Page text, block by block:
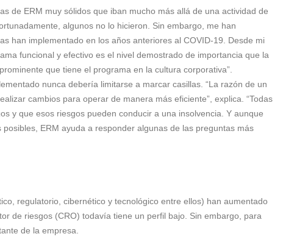
de ERM muy sólidos que iban mucho más allá de una actividad de
algunos no lo hicieron. Sin embargo, me han
han implementado en los años anteriores al COVID-19. Desde mi
funcional y efectivo es el nivel demostrado de importancia que la
que tiene el programa en la cultura corporativa”.
nunca debería limitarse a marcar casillas. “La razón de un
cambios para operar de manera más eficiente”, explica. “Todas
y que esos riesgos pueden conducir a una insolvencia. Y aunque
ERM ayuda a responder algunas de las preguntas más
regulatorio, cibernético y tecnológico entre ellos) han aumentado
de riesgos (CRO) todavía tiene un perfil bajo. Sin embargo, para
de la empresa.